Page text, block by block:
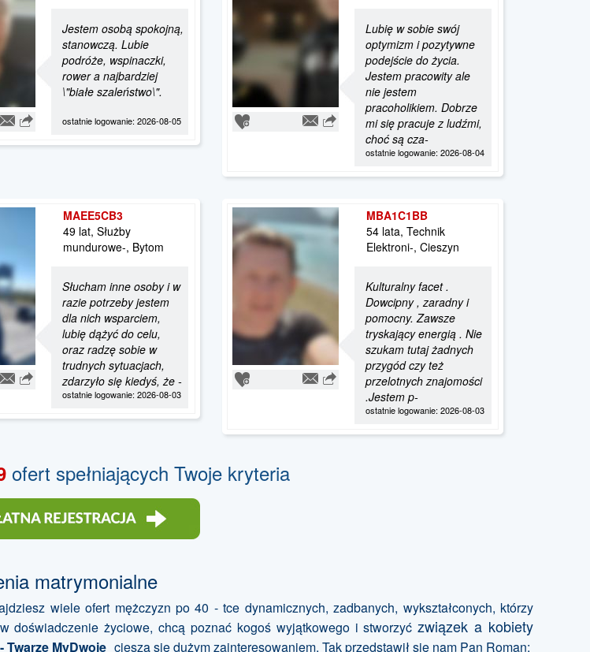
Jestem osobą spokojną,
stanowczą. Lubie
podróże, wspinaczki,
rower a najbardziej
\"białe szaleństwo\".
ostatnie logowanie: 2026-08-05
Lubię w sobie swój
optymizm i pozytywne
podejście do życia.
Jestem pracowity ale
nie jestem
pracoholikiem. Dobrze
mi się pracuje z ludźmi,
choć są cza-
ostatnie logowanie: 2026-08-04
MAEE5CB3
49 lat, Służby
mundurowe-, Bytom
Słucham inne osoby i w
razie potrzeby jestem
dla nich wsparciem,
lubię dążyć do celu,
oraz radzę sobie w
trudnych sytuacjach,
zdarzyło się kiedyś, że -
ostatnie logowanie: 2026-08-03
MBA1C1BB
54 lata, Technik
Elektroni-, Cieszyn
Kulturalny facet .
Dowcipny , zaradny i
pomocny. Zawsze
tryskający energią . Nie
szukam tutaj żadnych
przygód czy też
przelotnych znajomości
.Jestem p-
ostatnie logowanie: 2026-08-03
ofert spełniających Twoje kryteria
matrymonialne
wiele ofert mężczyzn po 40 - tce dynamicznych, zadbanych, wykształconych, którzy
doświadczenie życiowe, chcą poznać kogoś wyjątkowego i stworzyćzwiązek a kobiety
MyDwoje cieszą się dużym zainteresowaniem. Tak przedstawił się nam Pan Roman: